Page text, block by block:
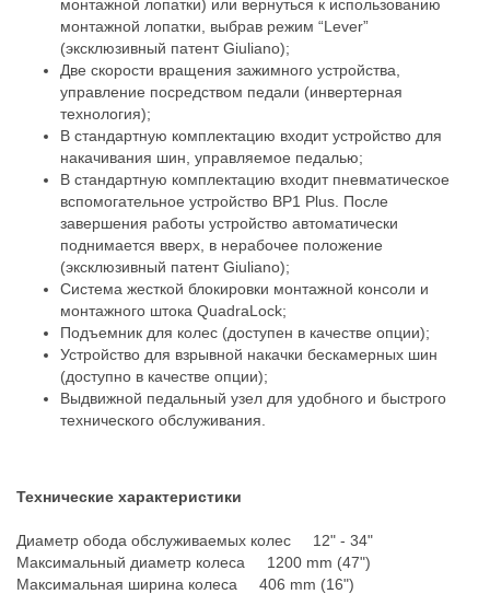
монтажной лопатки) или вернуться к использованию
монтажной лопатки, выбрав режим “Lever”
(эксклюзивный патент Giuliano);
Две скорости вращения зажимного устройства,
управление посредством педали (инвертерная
технология);
В стандартную комплектацию входит устройство для
накачивания шин, управляемое педалью;
В стандартную комплектацию входит пневматическое
вспомогательное устройство BP1 Plus. После
завершения работы устройство автоматически
поднимается вверх, в нерабочее положение
(эксклюзивный патент Giuliano);
Система жесткой блокировки монтажной консоли и
монтажного штока QuadraLock;
Подъемник для колес (доступен в качестве опции);
Устройство для взрывной накачки бескамерных шин
(доступно в качестве опции);
Выдвижной педальный узел для удобного и быстрого
технического обслуживания.
Технические характеристики
Диаметр обода обслуживаемых колес 12" - 34"
Максимальный диаметр колеса 1200 mm (47")
Максимальная ширина колеса 406 mm (16")